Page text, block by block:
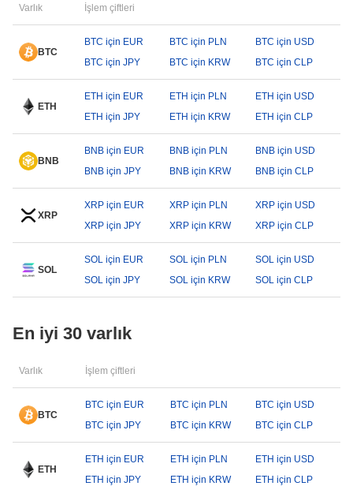
Varlık İşlem çiftleri
BTC
BTC için EUR BTC için PLN
BTC için USD
BTC için JPY
BTC için KRW BTC için CLP
ETH
ETH için EUR ETH için PLN
ETH için USD
ETH için JPY
ETH için KRW ETH için CLP
BNB
BNB için EUR BNB için PLN
BNB için USD
BNB için JPY
BNB için KRW BNB için CLP
XRP
XRP için EUR XRP için PLN
XRP için USD
XRP için JPY
XRP için KRW XRP için CLP
SOL
SOL için EUR SOL için PLN
SOL için USD
SOL için JPY
SOL için KRW SOL için CLP
En iyi 30 varlık
Varlık İşlem çiftleri
BTC
BTC için EUR BTC için PLN
BTC için USD
BTC için JPY
BTC için KRW BTC için CLP
ETH
ETH için EUR ETH için PLN
ETH için USD
ETH için JPY
ETH için KRW ETH için CLP